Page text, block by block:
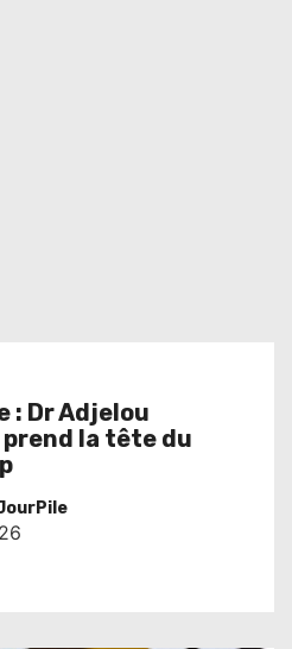
: Dr Adjelou
la tête du